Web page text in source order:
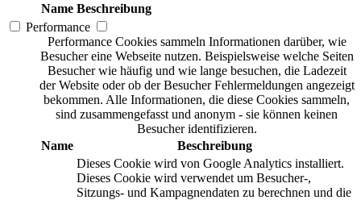
Name Beschreibung
Performance
Performance Cookies sammeln Informationen darüber, wie
Besucher eine Webseite nutzen. Beispielsweise welche Seiten
Besucher wie häufig und wie lange besuchen, die Ladezeit
der Website oder ob der Besucher Fehlermeldungen angezeigt
bekommen. Alle Informationen, die diese Cookies sammeln,
sind zusammengefasst und anonym - sie können keinen
Besucher identifizieren.
Name
Beschreibung
Dieses Cookie wird von Google Analytics installiert.
Dieses Cookie wird verwendet um Besucher-,
Sitzungs- und Kampagnendaten zu berechnen und die